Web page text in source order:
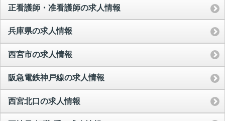
正看護師・准看護師の求人情報
兵庫県の求人情報
西宮市の求人情報
阪急電鉄神戸線の求人情報
西宮北口の求人情報